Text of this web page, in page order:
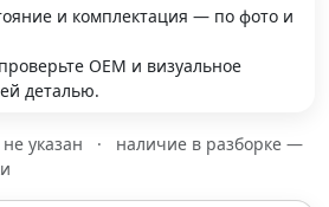
и комплектация — по фото и
OEM и визуальное
деталью.
указан ·
наличие в разборке —